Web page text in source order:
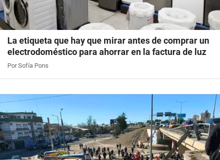
La etiqueta que hay que mirar antes de comprar un
electrodoméstico para ahorrar en la factura de luz
Por Sofía Pons